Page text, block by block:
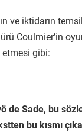
ve iktidarın
Coulmier’in
etmesi gibi:
de Sade, bu
bu kısmı